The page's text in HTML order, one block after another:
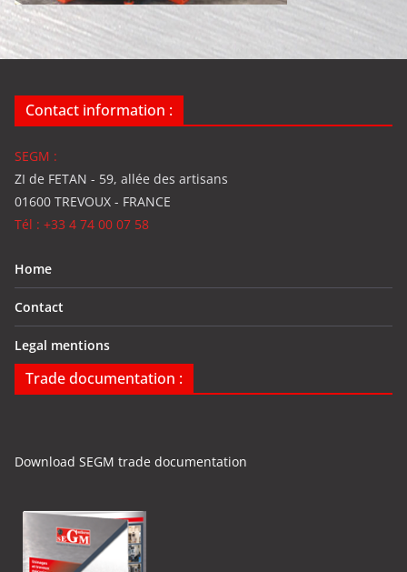
Contact information :
SEGM :
ZI de FETAN - 59, allée des artisans
01600 TREVOUX - FRANCE
Tél : +33 4 74 00 07 58
Home
Contact
Legal mentions
Trade documentation :
Download SEGM trade documentation